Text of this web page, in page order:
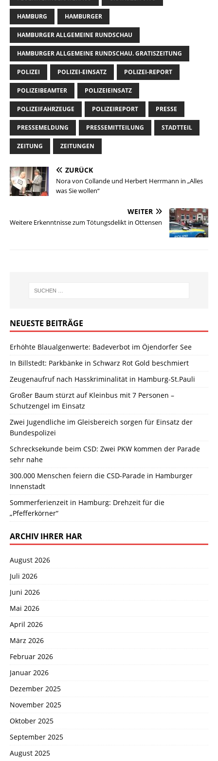
HAMBURG HAMBURGER
HAMBURGER ALLGEMEINE RUNDSCHAU
HAMBURGER ALLGEMEINE RUNDSCHAU. GRATISZEITUNG
POLIZEI POLIZEI-EINSATZ POLIZEI-REPORT
POLIZEIBEAMTER POLIZEIEINSATZ
POLIZEIFAHRZEUGE POLIZEIREPORT PRESSE
PRESSEMELDUNG PRESSEMITTEILUNG STADTTEIL
ZEITUNG ZEITUNGEN
ZURÜCK
Nora von Collande und Herbert Herrmann in „Alles
was Sie wollen“
WEITER
Weitere Erkenntnisse zum Tötungsdelikt in Ottensen
NEUESTE BEITRÄGE
Erhöhte Blaualgenwerte: Badeverbot im Öjendorfer See
In Billstedt: Parkbänke in Schwarz Rot Gold beschmiert
Zeugenaufruf nach Hasskriminalität in Hamburg-St.Pauli
Großer Baum stürzt auf Kleinbus mit 7 Personen –
Schutzengel im Einsatz
Zwei Jugendliche im Gleisbereich sorgen für Einsatz der
Bundespolizei
Schrecksekunde beim CSD: Zwei PKW kommen der Parade
sehr nahe
300.000 Menschen feiern die CSD-Parade in Hamburger
Innenstadt
Sommerferienzeit in Hamburg: Drehzeit für die
„Pfefferkörner“
ARCHIV IHRER HAR
August 2026
Juli 2026
Juni 2026
Mai 2026
April 2026
März 2026
Februar 2026
Januar 2026
Dezember 2025
November 2025
Oktober 2025
September 2025
August 2025